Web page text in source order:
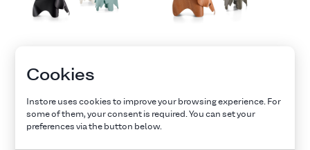
EAMES ELEPHANT
DE VITRA
Vitra
Cookies
Instore uses cookies to improve your browsing experience. For
some of them, your consent is required. You can set your
preferences via the button below.